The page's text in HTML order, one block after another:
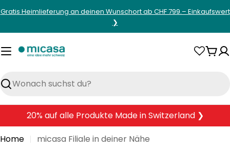
springen
Gratis Heimlieferung an deinen Wunschort ab CHF 799.– Einkaufswert
❯
Suchen
20% auf alle Produkte Made in Switzerland ❯
Home
micasa Filiale in deiner Nähe